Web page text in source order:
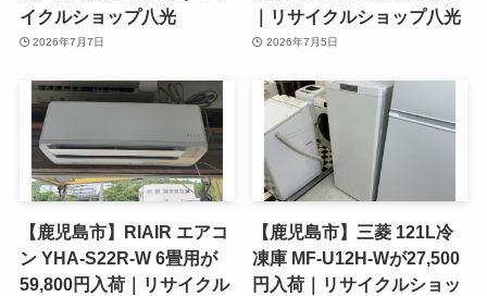
イクルショップ八光
2026年7月7日
｜リサイクルショップ八光
2026年7月5日
【鹿児島市】RIAIR エアコ
ン YHA-S22R-W 6畳用が
59,800円入荷｜リサイクル
【鹿児島市】三菱 121L冷
凍庫 MF-U12H-Wが27,500
円入荷｜リサイクルショッ